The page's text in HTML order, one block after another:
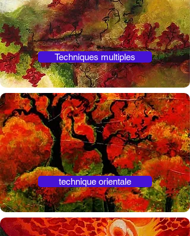
Techniques multiples
technique orientale